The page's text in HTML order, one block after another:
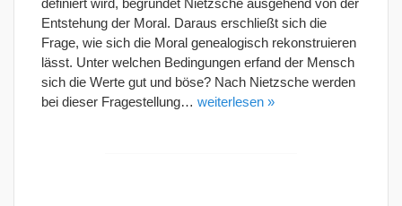
definiert wird, begründet Nietzsche ausgehend von der
Entstehung der Moral. Daraus erschließt sich die
Frage, wie sich die Moral genealogisch rekonstruieren
lässt. Unter welchen Bedingungen erfand der Mensch
sich die Werte gut und böse? Nach Nietzsche werden
bei dieser Fragestellung… weiterlesen »